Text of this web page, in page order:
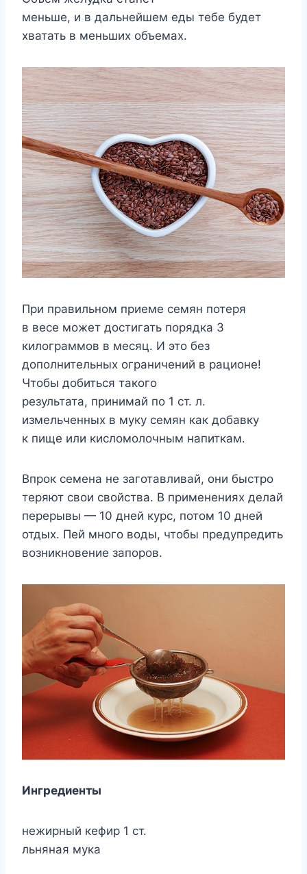
меньше, и в дальнейшем еды тебе будет
хватать в меньших объемах.
При правильном приеме семян потеря
в весе может достигать порядка 3
килограммов в месяц. И это без
дополнительных ограничений в рационе!
Чтобы добиться такого
результата, принимай по 1 ст. л.
измельченных в муку семян как добавку
к пище или кисломолочным напиткам.
Впрок семена не заготавливай, они быстро
теряют свои свойства. В применениях делай
перерывы — 10 дней курс, потом 10 дней
отдых. Пей много воды, чтобы предупредить
возникновение запоров.
Ингредиенты
нежирный кефир 1 ст.
льняная мука